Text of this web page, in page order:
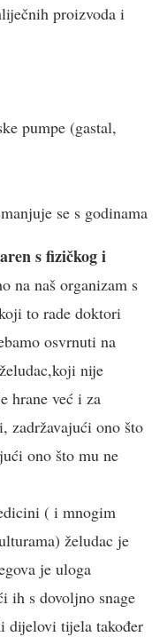
proizvoda i
pumpe (gastal,
se s godinama
s fizičkog i
na naš organizam s
to rade doktori
osvrnuti na
nije
hrane već i za
zadržavajući ono što
ono što mu ne
( i mnogim
želudac je
je uloga
ih s dovoljno snage
dijelovi tijela također